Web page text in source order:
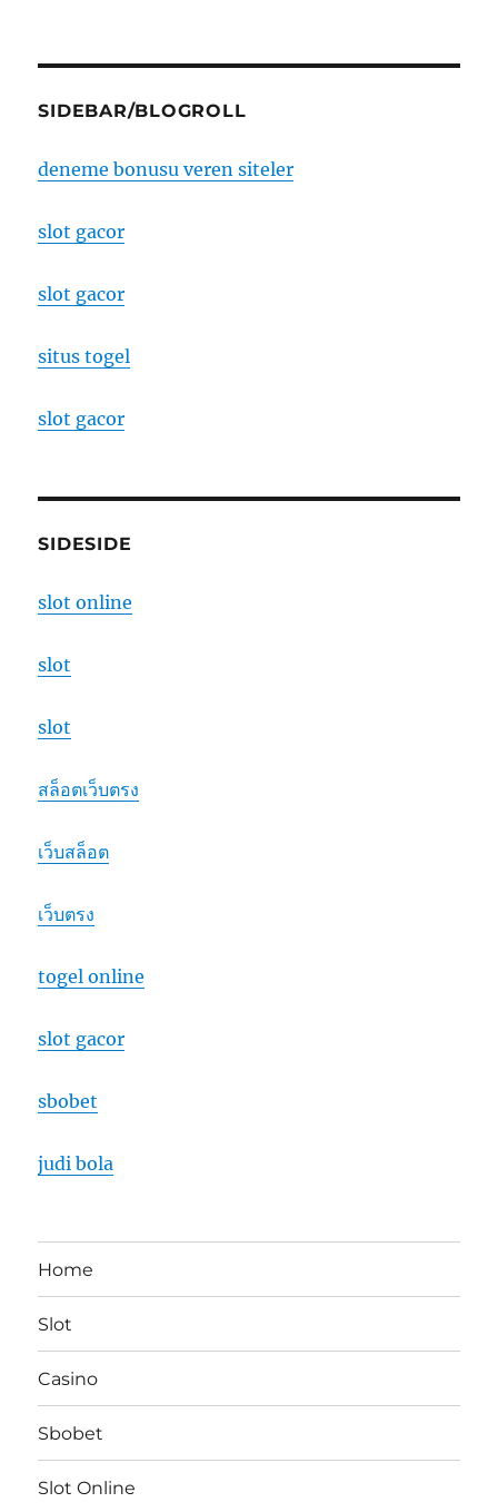
SIDEBAR/BLOGROLL
deneme bonusu veren siteler
slot gacor
slot gacor
situs togel
slot gacor
SIDESIDE
slot online
slot
slot
สล็อตเว็บตรง
เว็บสล็อต
เว็บตรง
togel online
slot gacor
sbobet
judi bola
Home
Slot
Casino
Sbobet
Slot Online